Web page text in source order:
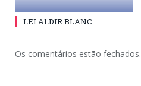
LEI ALDIR BLANC
Os comentários estão fechados.